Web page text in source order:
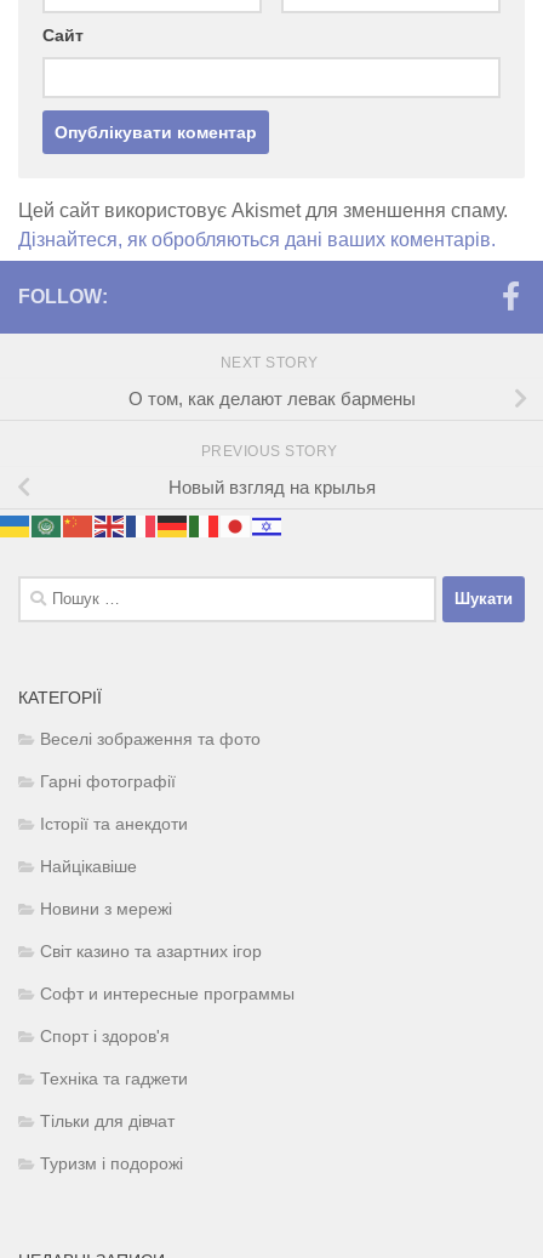
Сайт
Цей сайт використовує Akismet для зменшення спаму.
Дізнайтеся, як обробляються дані ваших коментарів.
FOLLOW:
NEXT STORY
О том, как делают левак бармены
PREVIOUS STORY
Новый взгляд на крылья
Пошук:
КАТЕГОРІЇ
Веселі зображення та фото
Гарні фотографії
Історії та анекдоти
Найцікавіше
Новини з мережі
Світ казино та азартних ігор
Софт и интересные программы
Спорт і здоров'я
Техніка та гаджети
Тільки для дівчат
Туризм і подорожі